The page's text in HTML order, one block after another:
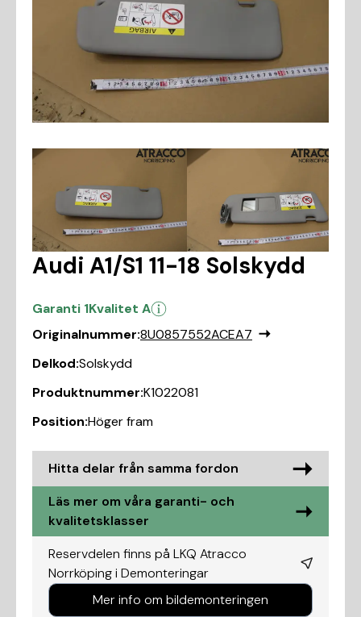
Audi A1/S1 11-18 Solskydd
Garanti 1Kvalitet A
Originalnummer:8U0857552ACEA7
Delkod:Solskydd
Produktnummer:K1022081
Position:Höger fram
Hitta delar från samma fordon
Läs mer om våra garanti- och
kvalitetsklasser
Reservdelen finns på LKQ Atracco
Norrköping i Demonteringar
Mer info om bildemonteringen